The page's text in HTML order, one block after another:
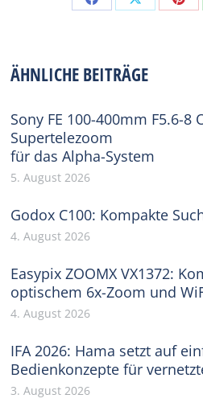
Share Share
ÄHNLICHE BEITRÄGE
Sony FE 100-400mm F5.6-8
Supertelezoom
für das Alpha-System
5. August 2026
Godox C100: Kompakte
4. August 2026
Easypix ZOOMX VX1372:
optischem 6x-Zoom und
4. August 2026
IFA 2026: Hama setzt auf
Bedienkonzepte für
3. August 2026